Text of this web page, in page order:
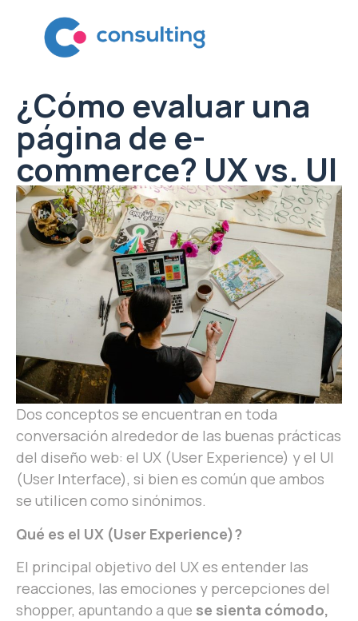
¿Cómo evaluar una
página de e-
commerce? UX vs. UI
Dos conceptos se encuentran en toda
conversación alrededor de las buenas prácticas
del diseño web: el UX (User Experience) y el UI
(User Interface), si bien es común que ambos
se utilicen como sinónimos.
Qué es el UX (User Experience)?
El principal objetivo del UX es entender las
reacciones, las emociones y percepciones del
shopper, apuntando a que se sienta cómodo,